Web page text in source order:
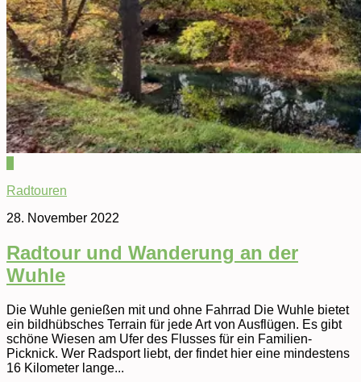
Radtouren
28. November 2022
Radtour und Wanderung an der
Wuhle
Die Wuhle genießen mit und ohne Fahrrad Die Wuhle bietet
ein bildhübsches Terrain für jede Art von Ausflügen. Es gibt
schöne Wiesen am Ufer des Flusses für ein Familien-
Picknick. Wer Radsport liebt, der findet hier eine mindestens
16 Kilometer lange...